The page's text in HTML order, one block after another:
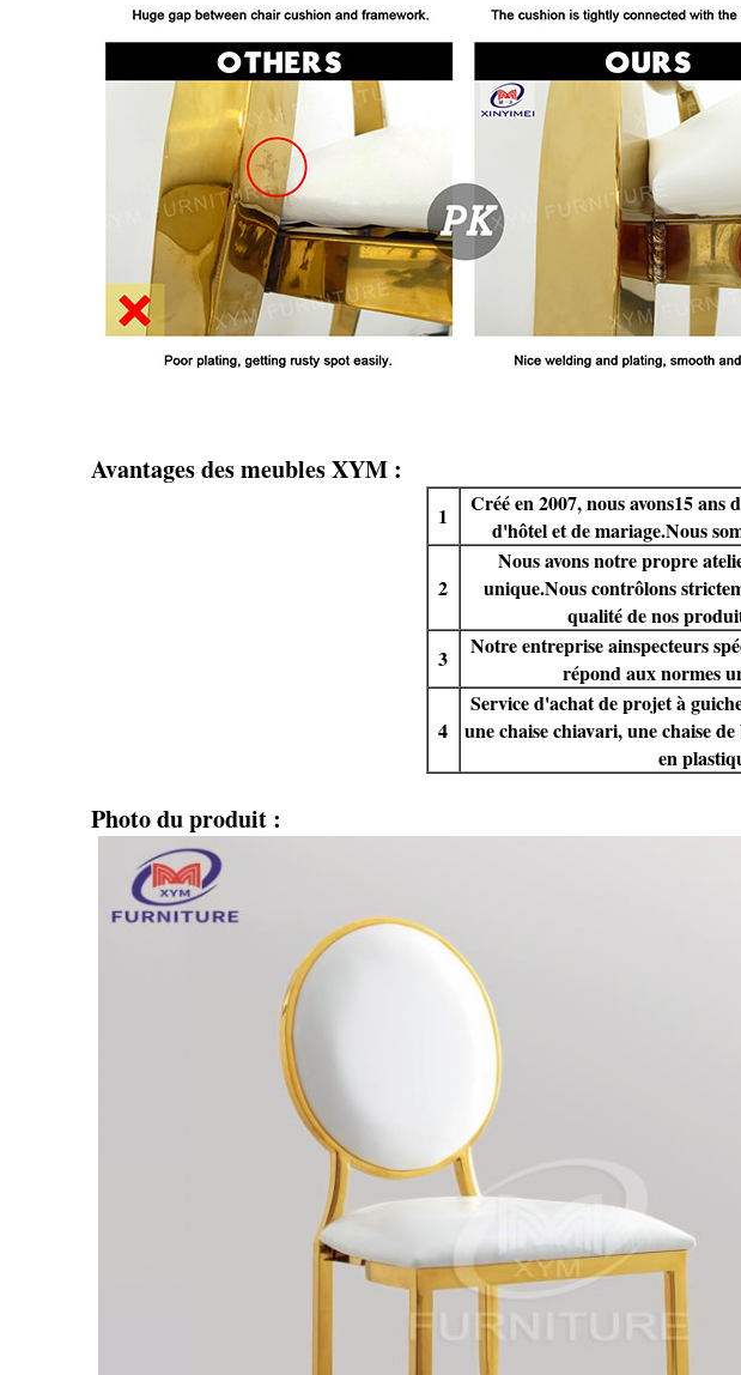
Avantages des meubles XYM :
1 Créé en 2007, nous avons15 ans
d'hôtel et de mariage.Nous
2
Nous avons notre propre
unique.Nous contrôlons
qualité de nos
3
Notre entreprise ainspecteurs
répond aux normes
4
Service d'achat de projet à
une chaise chiavari, une chaise
en
Photo du produit :